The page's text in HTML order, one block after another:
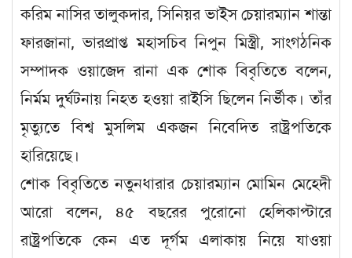
করিম নাসির তালুকদার, সিনিয়র ভাইস চেয়ারম্যান শান্তা
ফারজানা, ভারপ্রাপ্ত মহাসচিব নিপুন মিস্ত্রী, সাংগঠনিক
সম্পাদক ওয়াজেদ রানা এক শোক বিবৃতিতে বলেন,
নির্মম দুর্ঘটনায় নিহত হওয়া রাইসি ছিলেন নির্ভীক। তাঁর
মৃত্যুতে বিশ্ব মুসলিম একজন নিবেদিত রাষ্ট্রপতিকে
হারিয়েছে।
শোক বিবৃতিতে নতুনধারার চেয়ারম্যান মোমিন মেহেদী
আরো বলেন, ৪৫ বছরের পুরোনো হেলিকাপ্টারে
রাষ্ট্রপতিকে কেন এত দূর্গম এলাকায় নিয়ে যাওয়া